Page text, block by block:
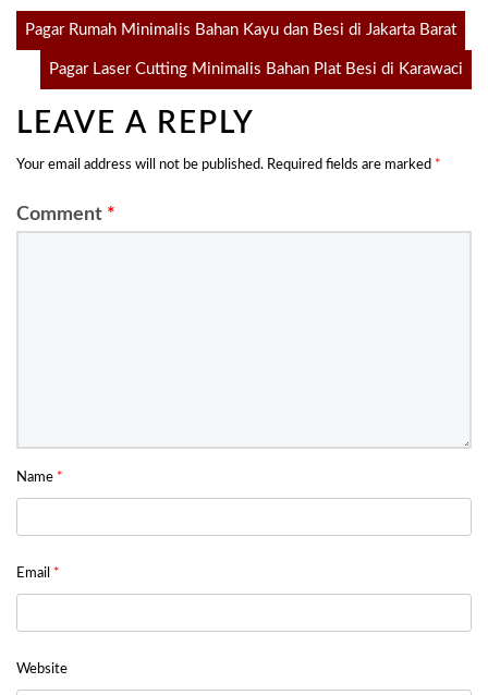
Post
navigation
Pagar Rumah Minimalis Bahan Kayu dan Besi di Jakarta Barat
Pagar Laser Cutting Minimalis Bahan Plat Besi di Karawaci
LEAVE A REPLY
Your email address will not be published. Required fields are marked *
Comment *
Name *
Email *
Website